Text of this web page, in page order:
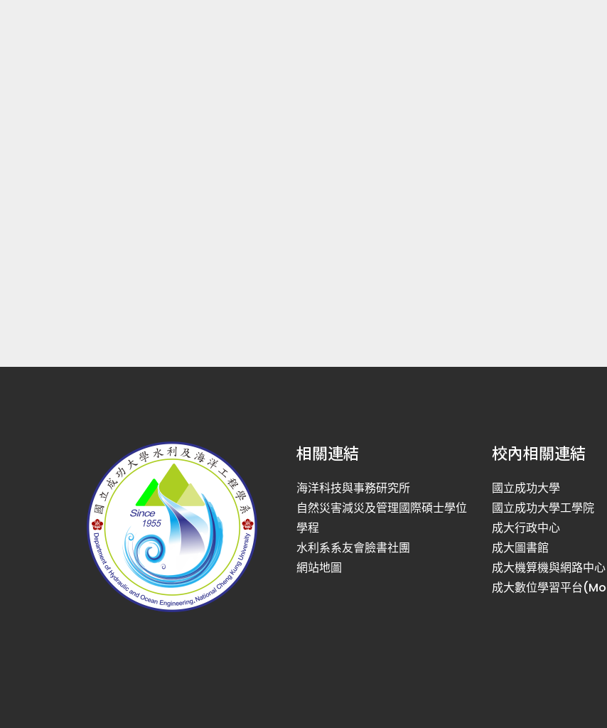
相關連結
海洋科技與事務研究所
自然災害減災及管理國際碩士學位
學程
水利系系友會臉書社團
網站地圖
校內相關連結
國立成功大學
國立成功大學工學院
成大行政中心
成大圖書館
成大機算機與網路中心
成大數位學習平台